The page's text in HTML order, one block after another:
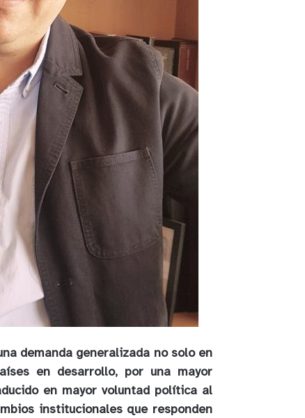
demanda generalizada no solo en
en desarrollo, por una mayor
en mayor voluntad política al
institucionales que responden